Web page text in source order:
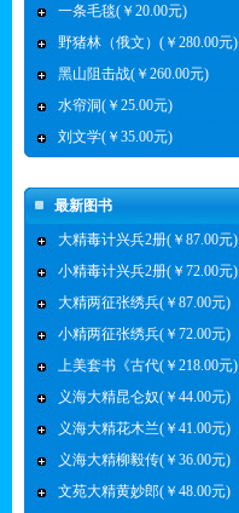
一条毛毯(￥20.00元)
野猪林（俄文）(￥280.00元)
黑山阻击战(￥260.00元)
水帘洞(￥25.00元)
刘文学(￥35.00元)
最新图书
大精毒计兴兵2册(￥87.00元)
小精毒计兴兵2册(￥72.00元)
大精两征张绣兵(￥87.00元)
小精两征张绣兵(￥72.00元)
上美套书《古代(￥218.00元)
义海大精昆仑奴(￥44.00元)
义海大精花木兰(￥41.00元)
义海大精柳毅传(￥36.00元)
文苑大精黄妙郎(￥48.00元)